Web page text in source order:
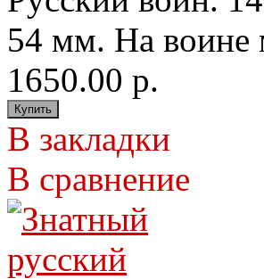
54 мм. На воине
1650.00 р.
В закладки
В сравнение